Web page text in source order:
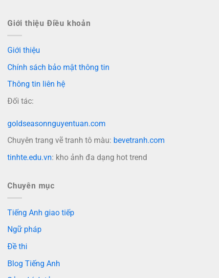
Giới thiệu Điều khoản
Giới thiệu
Chính sách bảo mật thông tin
Thông tin liên hệ
Đối tác:
goldseasonnguyentuan.com
Chuyên trang vẽ tranh tô màu: bevetranh.com
tinhte.edu.vn: kho ảnh đa dạng hot trend
Chuyên mục
Tiếng Anh giao tiếp
Ngữ pháp
Đề thi
Blog Tiếng Anh